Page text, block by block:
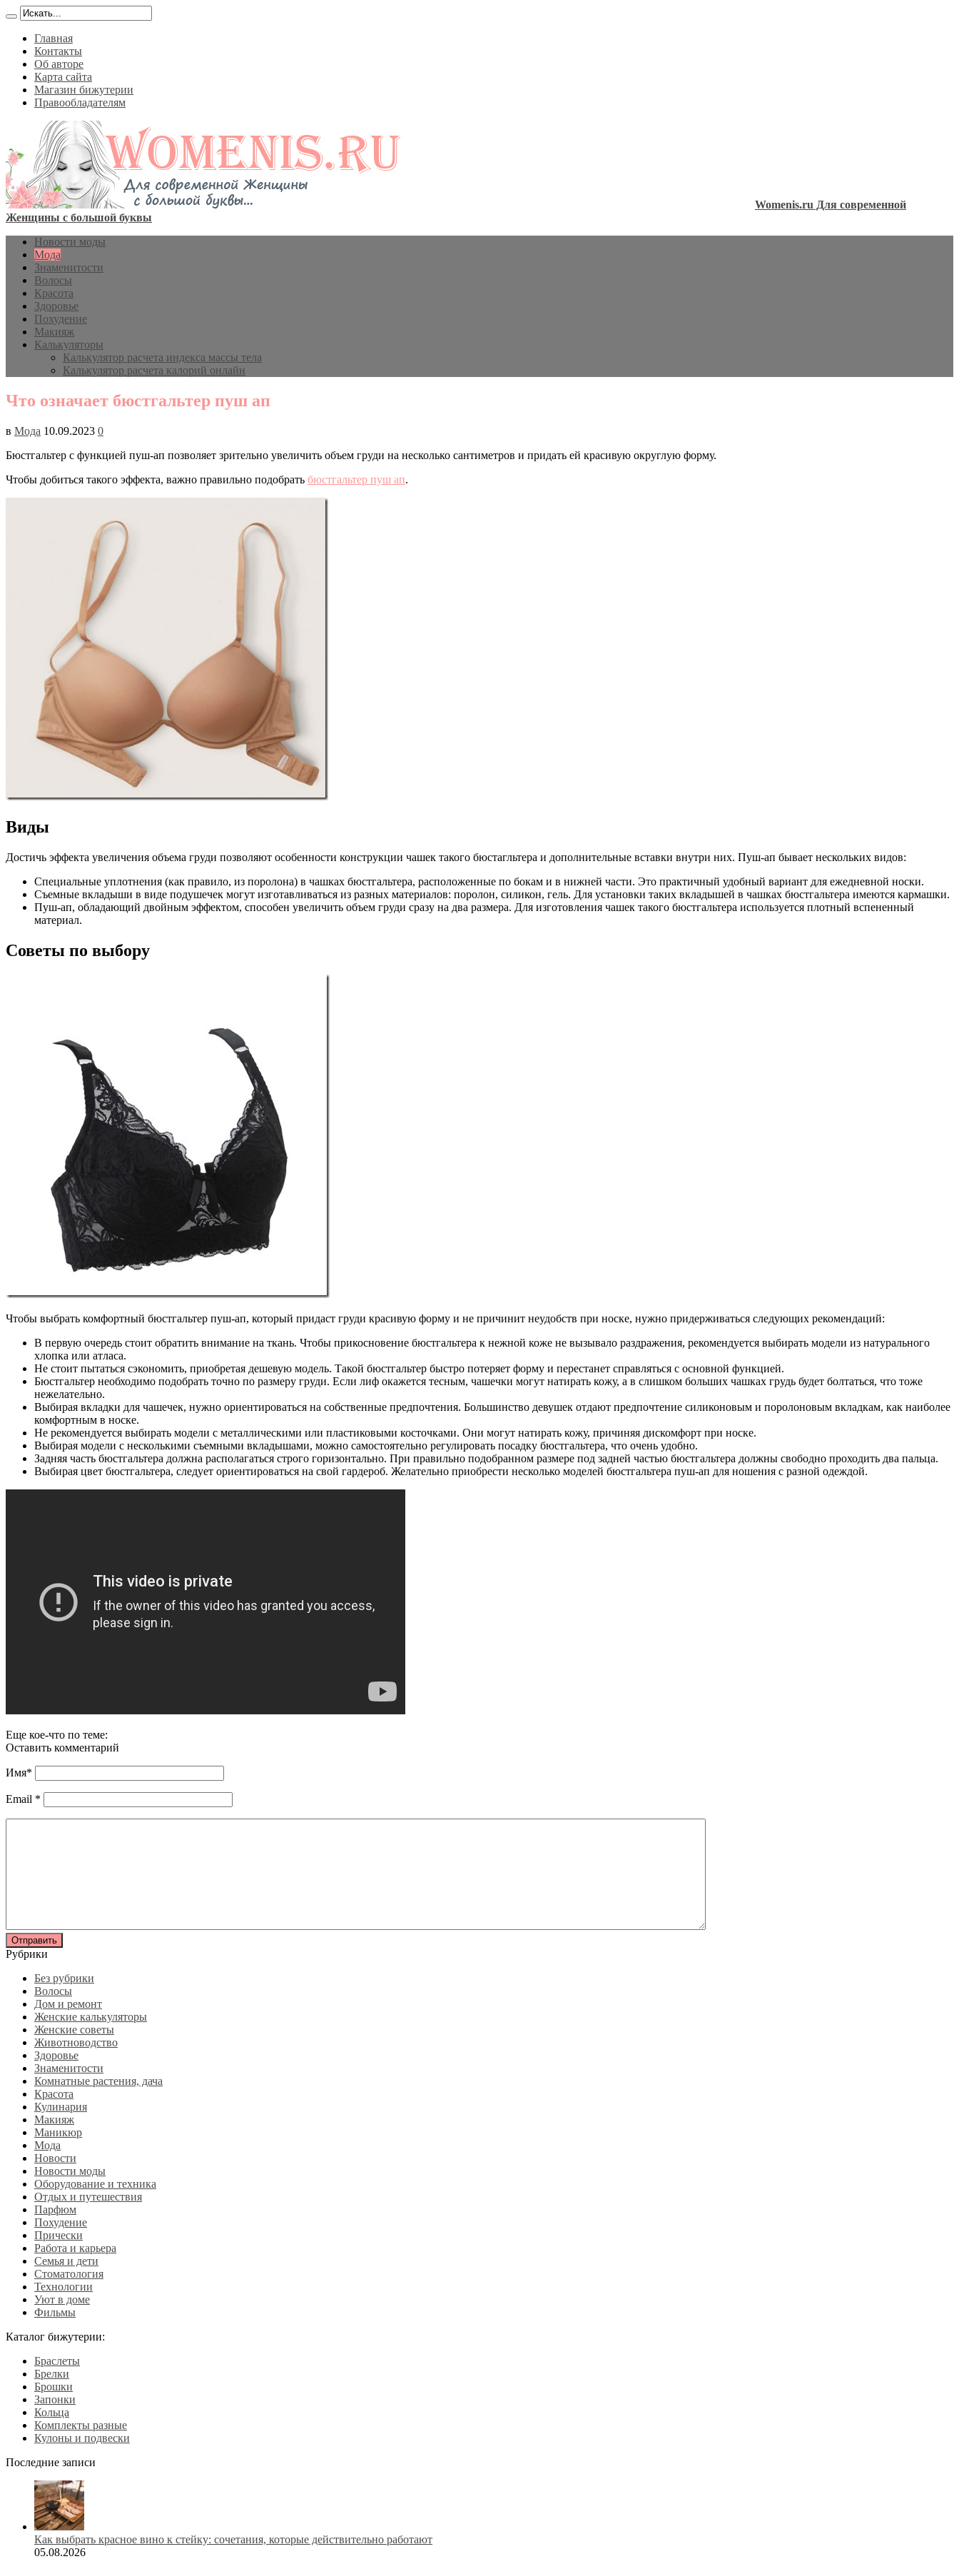
Главная
Контакты
Об авторе
Карта сайта
Магазин бижутерии
Правообладателям
Womenis.ru Для современной
Женщины с большой буквы
Новости моды
Мода
Знаменитости
Волосы
Красота
Здоровье
Похудение
Макияж
Калькуляторы
Калькулятор расчета индекса массы тела
Калькулятор расчета калорий онлайн
Что означает бюстгальтер пуш ап
в Мода 10.09.2023 0
Бюстгальтер с функцией пуш-ап позволяет зрительно увеличить объем груди на несколько сантиметров и придать ей красивую округлую форму.
Чтобы добиться такого эффекта, важно правильно подобрать бюстгальтер пуш ап.
Виды
Достичь эффекта увеличения объема груди позволяют особенности конструкции чашек такого бюстагльтера и дополнительные вставки внутри них. Пуш-ап бывает нескольких видов:
Специальные уплотнения (как правило, из поролона) в чашках бюстгальтера, расположенные по бокам и в нижней части. Это практичный удобный вариант для ежедневной носки.
Съемные вкладыши в виде подушечек могут изготавливаться из разных материалов: поролон, силикон, гель. Для установки таких вкладышей в чашках бюстгальтера имеются кармашки.
Пуш-ап, обладающий двойным эффектом, способен увеличить объем груди сразу на два размера. Для изготовления чашек такого бюстгальтера используется плотный вспененный
материал.
Советы по выбору
Чтобы выбрать комфортный бюстгальтер пуш-ап, который придаст груди красивую форму и не причинит неудобств при носке, нужно придерживаться следующих рекомендаций:
В первую очередь стоит обратить внимание на ткань. Чтобы прикосновение бюстгальтера к нежной коже не вызывало раздражения, рекомендуется выбирать модели из натурального
хлопка или атласа.
Не стоит пытаться сэкономить, приобретая дешевую модель. Такой бюстгальтер быстро потеряет форму и перестанет справляться с основной функцией.
Бюстгальтер необходимо подобрать точно по размеру груди. Если лиф окажется тесным, чашечки могут натирать кожу, а в слишком больших чашках грудь будет болтаться, что тоже
нежелательно.
Выбирая вкладки для чашечек, нужно ориентироваться на собственные предпочтения. Большинство девушек отдают предпочтение силиконовым и поролоновым вкладкам, как наиболее
комфортным в носке.
Не рекомендуется выбирать модели с металлическими или пластиковыми косточками. Они могут натирать кожу, причиняя дискомфорт при носке.
Выбирая модели с несколькими съемными вкладышами, можно самостоятельно регулировать посадку бюстгальтера, что очень удобно.
Задняя часть бюстгальтера должна располагаться строго горизонтально. При правильно подобранном размере под задней частью бюстгальтера должны свободно проходить два пальца.
Выбирая цвет бюстгальтера, следует ориентироваться на свой гардероб. Желательно приобрести несколько моделей бюстгальтера пуш-ап для ношения с разной одеждой.
Еще кое-что по теме:
Оставить комментарий
Имя*
Email *
Рубрики
Без рубрики
Волосы
Дом и ремонт
Женские калькуляторы
Женские советы
Животноводство
Здоровье
Знаменитости
Комнатные растения, дача
Красота
Кулинария
Макияж
Маникюр
Мода
Новости
Новости моды
Оборудование и техника
Отдых и путешествия
Парфюм
Похудение
Прически
Работа и карьера
Семья и дети
Стоматология
Технологии
Уют в доме
Фильмы
Каталог бижутерии:
Браслеты
Брелки
Брошки
Запонки
Кольца
Комплекты разные
Кулоны и подвески
Последние записи
Как выбрать красное вино к стейку: сочетания, которые действительно работают
05.08.2026